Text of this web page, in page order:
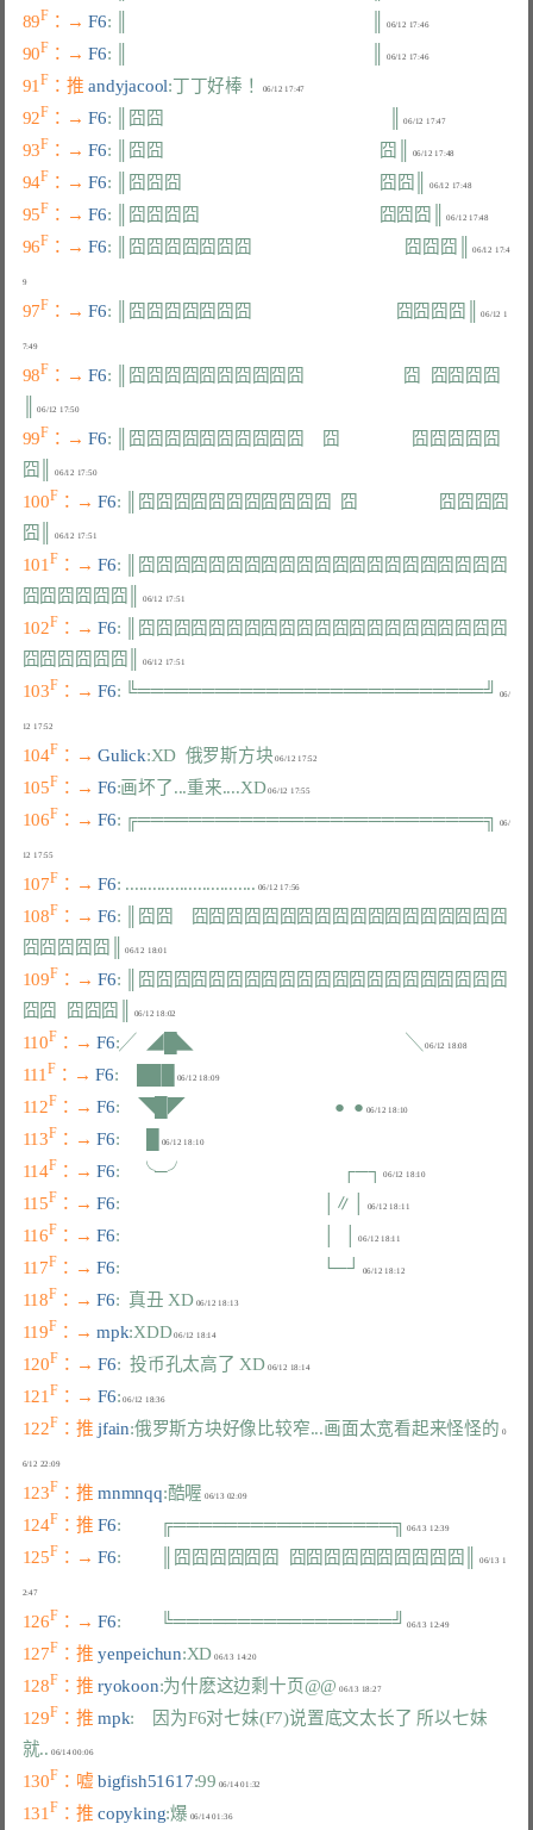
89F ：→ F6: ║                                                      ║ 06/12 17:46
90F ：→ F6: ║                                                      ║ 06/12 17:46
91F ：推 andyjacool:丁丁好棒！
92F ：→ F6: ║囧囧                                                  ║ 06/12 17:47
93F ：→ F6: ║囧囧                                                囧║
94F ：→ F6: ║囧囧囧                                            囧囧║ 06/12 17:48
95F ：→ F6: ║囧囧囧囧                                        囧囧囧║
96F ：→ F6: ║囧囧囧囧囧囧囧                                  囧囧囧║ 06/12 17:4
9
97F ：→ F6: ║囧囧囧囧囧囧囧                                囧囧囧囧║ 06/12 1
7:49
98F ：→ F6: ║囧囧囧囧囧囧囧囧囧囧                      囧  囧囧囧囧
06/12 17:50
99F ：→ F6: ║囧囧囧囧囧囧囧囧囧囧    囧                囧囧囧囧囧
囧║
06/12 17:50
100F ：→ F6: ║囧囧囧囧囧囧囧囧囧囧囧  囧                  囧囧囧囧
囧║
101 F ：→ F6: ║囧囧囧囧囧囧囧囧囧囧囧囧囧囧囧囧囧囧囧囧囧
囧囧囧囧囧囧║
102F ：→ F6: ║囧囧囧囧囧囧囧囧囧囧囧囧囧囧囧囧囧囧囧囧囧
囧囧囧囧囧囧║
103F ：→ F6: ╚═══════════════════════════╝ 06/
104F ：→ Gulick:XD  俄罗斯方块
105F ：→ F6:画坏了...重来....XD 06/12 17:55
106F ：→ F6: ╔═══════════════════════════╗ 06/
12 17:55
107F ：→ F6: .............................
108F ：→ F6: ║囧囧    囧囧囧囧囧囧囧囧囧囧囧囧囧囧囧囧囧囧
囧囧囧囧囧║
109F ：→ F6: ║囧囧囧囧囧囧囧囧囧囧囧囧囧囧囧囧囧囧囧囧囧
囧囧  囧囧囧║
110F ：→ F6:╱  ◢█◣                                               ╲ 06/12 18:08
111 F ：→ F6:    ███ 06/12 18:09
112F ：→ F6:    ◥█◤                                 ●  ●
113F ：→ F6:      █ 06/12 18:10
114F ：→ F6:    ╰─╯                                   ┌─┐ 06/12 18:10
115F ：→ F6:                                             │∥│
116F ：→ F6:                                             │  │
117F ：→ F6:                                             └─┘
118F ：→ F6:  真丑 XD 06/12 18:13
119F ：→ mpk:XDD 06/12 18:14
120F ：→ F6:  投币孔太高了 XD 06/12 18:14
121 F ：→ F6: 06/12 18:36
122F ：推 jfain:俄罗斯方块好像比较窄...画面太宽看起来怪怪的 0
6/12 22:09
123F ：推 mnmnqq:酷喔 06/13 02:09
124F ：推 F6:         ╔═════════════════╗ 06/13 12:39
125F ：→ F6:         ║囧囧囧囧囧囧  囧囧囧囧囧囧囧囧囧囧║ 06/13 1
2:47
126F ：→ F6:         ╚═════════════════╝ 06/13 12:49
127F ：推 yenpeichun:XD 06/13 14:20
128F ：推 ryokoon:为什麽这边剩十页@@ 06/13 18:27
129F ：推 mpk:    因为F6对七妹(F7)说置底文太长了 所以七妹
就..
06/14 00:06
130F ：嘘 bigfish51617:99
131 F ：推 copyking:爆 06/14 01:36